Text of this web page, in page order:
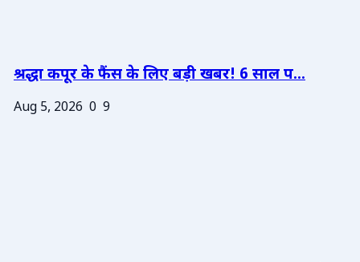
श्रद्धा कपूर के फैंस के लिए बड़ी खबर! 6 साल प...
Aug 5, 2026 0 9